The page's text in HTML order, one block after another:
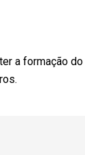
a formação do